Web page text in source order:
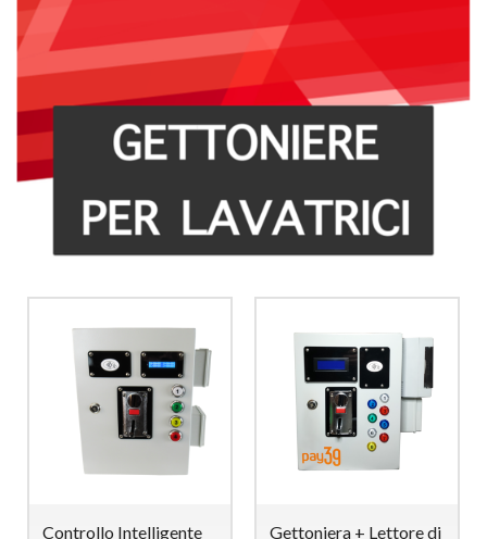
Controllo Intelligente Gettoniera + Lettore di